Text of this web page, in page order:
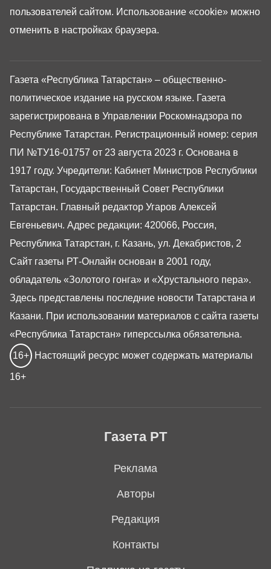
Газета РТ
Реклама
Авторы
Редакция
Контакты
Газета «Республика Татарстан» – общественно-
политическое издание на русском языке. Газета
зарегистрирована в Управлении Роскомнадзора по
Республике Татарстан. Регистрационный номер: серия
ПИ №ТУ16-01757 от 23 августа 2023 г. Основана в
1917 году. Учредители: Кабинет Министров Республики
Татарстан, Государственный Совет Республики
Татарстан. Главный редактор Угаров Алексей
Евгеньевич. Адрес редакции: 420066, Россия,
Республика Татарстан, г. Казань, ул. Декабристов, 2
Сайт газеты РТ-Онлайн основан в 2001 году,
обладатель «Золотого гонга» и «Хрустального пера».
Здесь представлены последние новости Татарстана и
Казани. При использовании материалов с сайта газеты
«Республика Татарстан» гиперссылка обязательна.
16+ Настоящий ресурс может содержать материалы
16+
пользователей сайтом. Использование «cookie» можно
отменить в настройках браузера.